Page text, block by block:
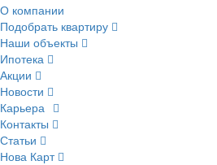
О компании
Подобрать квартиру
Наши объекты
Ипотека
Акции
Новости
Карьера
Контакты
Статьи
Нова Карт